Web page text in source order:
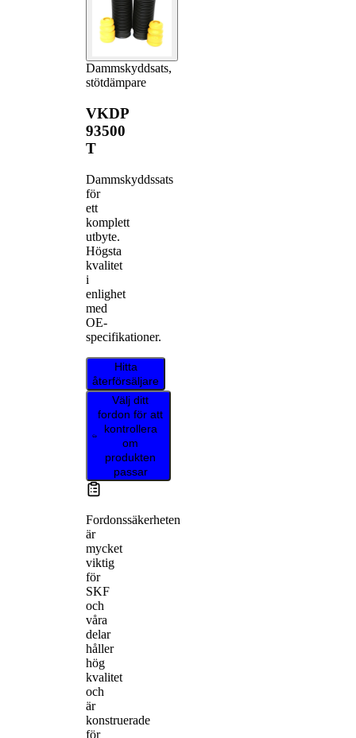
Dammskyddsats,
stötdämpare
VKDP
93500
T
Dammskyddssats
för
ett
komplett
utbyte.
Högsta
kvalitet
i
enlighet
med
OE-
specifikationer.
Hitta
återförsäljare
Välj ditt
fordon för att
kontrollera
om
produkten
passar
Fordonssäkerheten
är
mycket
viktig
för
SKF
och
våra
delar
håller
hög
kvalitet
och
är
konstruerade
för